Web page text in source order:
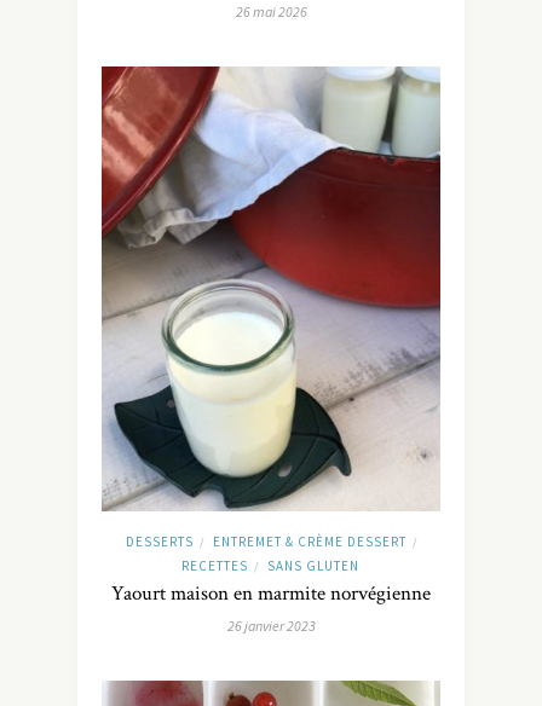
26 mai 2026
DESSERTS / ENTREMET & CRÈME DESSERT /
RECETTES / SANS GLUTEN
Yaourt maison en marmite norvégienne
26 janvier 2023